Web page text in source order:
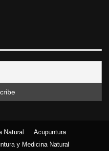
Natural
Acupuntura
y Medicina Natural